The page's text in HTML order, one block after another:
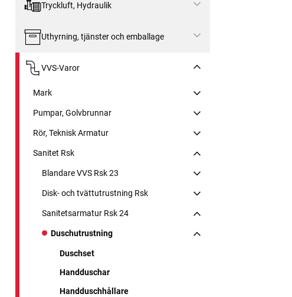
Tryckluft, Hydraulik
Uthyrning, tjänster och emballage
VVS-Varor
Mark
Pumpar, Golvbrunnar
Rör, Teknisk Armatur
Sanitet Rsk
Blandare VVS Rsk 23
Disk- och tvättutrustning Rsk
Sanitetsarmatur Rsk 24
Duschutrustning
Duschset
Handduschar
Handduschhållare